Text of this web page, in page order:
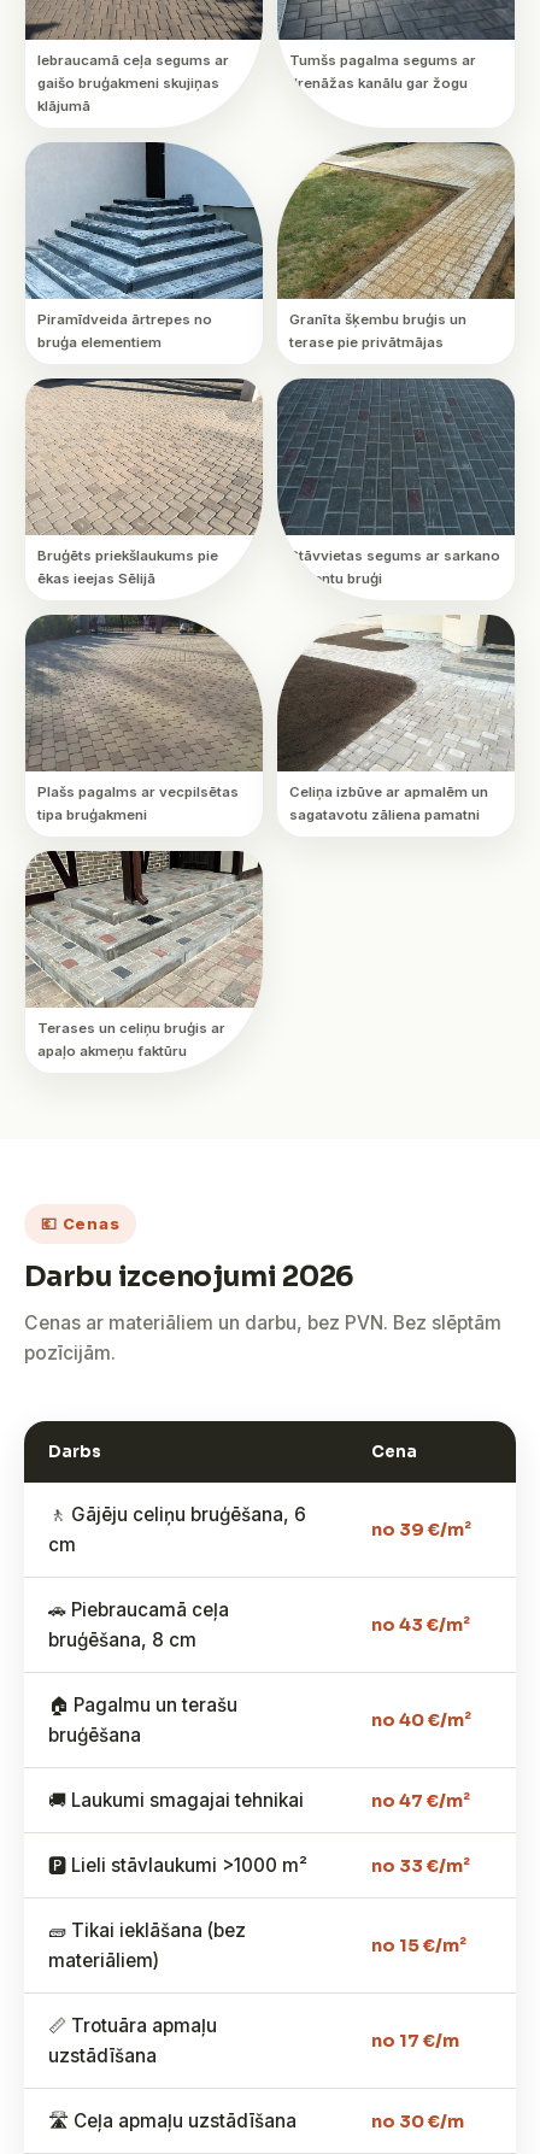
Iebraucamā ceļa segums ar
gaišo bruģakmeni skujiņas
klājumā
Tumšs pagalma segums ar
drenāžas kanālu gar žogu
Piramīdveida ārtrepes no
bruģa elementiem
Granīta šķembu bruģis un
terase pie privātmājas
Bruģēts priekšlaukums pie
ēkas ieejas Sēlijā
Stāvvietas segums ar sarkano
akcentu bruģi
Plašs pagalms ar vecpilsētas
tipa bruģakmeni
Celiņa izbūve ar apmalēm un
sagatavotu zāliena pamatni
Terases un celiņu bruģis ar
apaļo akmeņu faktūru
💶 Cenas
Darbu izcenojumi 2026
Cenas ar materiāliem un darbu, bez PVN. Bez slēptām
pozīcijām.
Darbs Cena
🚶 Gājēju celiņu bruģēšana, 6
cm
no 39 €/m²
🚗 Piebraucamā ceļa
bruģēšana, 8 cm
no 43 €/m²
🏠 Pagalmu un terašu
bruģēšana
no 40 €/m²
🚚 Laukumi smagajai tehnikai no 47 €/m²
🅿️ Lieli stāvlaukumi >1000 m² no 33 €/m²
🧱 Tikai ieklāšana (bez
materiāliem)
no 15 €/m²
📏 Trotuāra apmaļu
uzstādīšana
no 17 €/m
🛣️ Ceļa apmaļu uzstādīšana no 30 €/m